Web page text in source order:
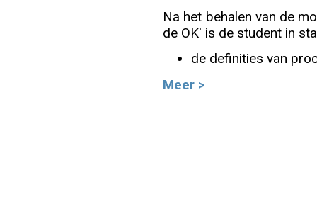
Na het behalen van de
de OK' is de student in
de definities van
Meer >